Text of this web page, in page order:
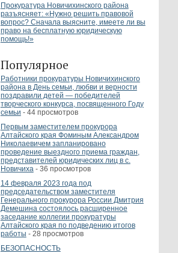
Прокуратура Новичихинского района
разъясняет: «Нужно решить правовой
вопрос? Сначала выясните, имеете ли вы
право на бесплатную юридическую
помощь!»
Популярное
Работники прокуратуры Новичихинского
района в День семьи, любви и верности
поздравили детей — победителей
творческого конкурса, посвященного Году
семьи - 44 просмотров
Первым заместителем прокурора
Алтайского края Фоминым Александром
Николаевичем запланировано
проведение выездного приема граждан,
представителей юридических лиц в с.
Новичиха- 36 просмотров
14 февраля 2023 года под
председательством заместителя
Генерального прокурора России Дмитрия
Демешина состоялось расширенное
заседание коллегии прокуратуры
Алтайского края по подведению итогов
работы - 28 просмотров
БЕЗОПАСНОСТЬ